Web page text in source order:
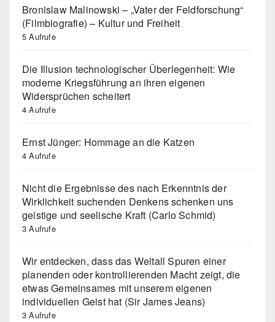
Bronislaw Malinowski – „Vater der Feldforschung“
(Filmbiografie) – Kultur und Freiheit
5 Aufrufe
Die Illusion technologischer Überlegenheit: Wie
moderne Kriegsführung an ihren eigenen
Widersprüchen scheitert
4 Aufrufe
Ernst Jünger: Hommage an die Katzen
4 Aufrufe
Nicht die Ergebnisse des nach Erkenntnis der
Wirklichkeit suchenden Denkens schenken uns
geistige und seelische Kraft (Carlo Schmid)
3 Aufrufe
Wir entdecken, dass das Weltall Spuren einer
planenden oder kontrollierenden Macht zeigt, die
etwas Gemeinsames mit unserem eigenen
individuellen Geist hat (Sir James Jeans)
3 Aufrufe